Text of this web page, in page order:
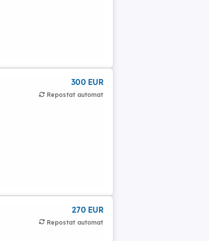
300 EUR
Repostat automat
270 EUR
Repostat automat